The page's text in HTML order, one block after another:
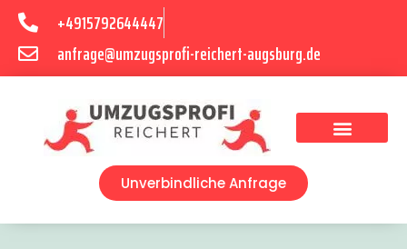
+4915792644447
anfrage@umzugsprofi-reichert-augsburg.de
Unverbindliche Anfrage